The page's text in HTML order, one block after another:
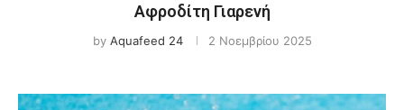
Αφροδίτη Γιαρενή
by Aquafeed 24 2 Νοεμβρίου 2025